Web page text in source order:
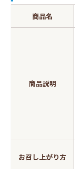
商品名
商品説明
お召し上がり方